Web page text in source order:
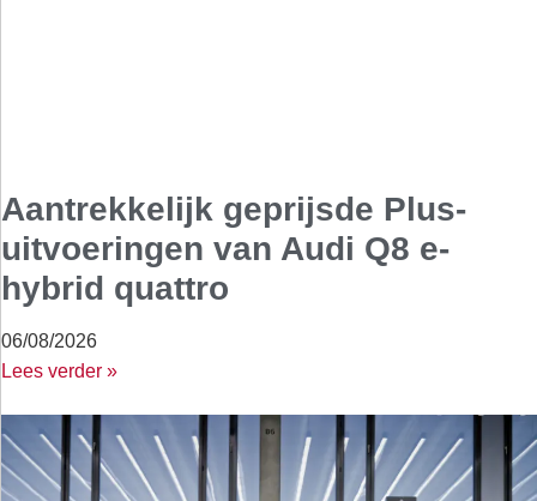
Aantrekkelijk geprijsde Plus-
uitvoeringen van Audi Q8 e-
hybrid quattro
06/08/2026
Lees verder »